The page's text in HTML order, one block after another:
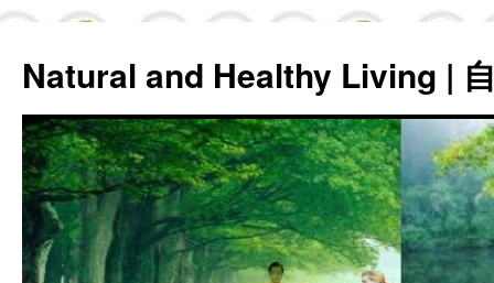
Natural and Healthy Living |